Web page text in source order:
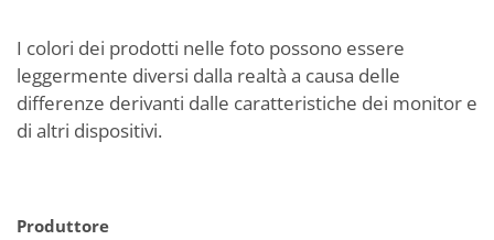
I colori dei prodotti nelle foto possono essere
leggermente diversi dalla realtà a causa delle
differenze derivanti dalle caratteristiche dei monitor e
di altri dispositivi.
Produttore